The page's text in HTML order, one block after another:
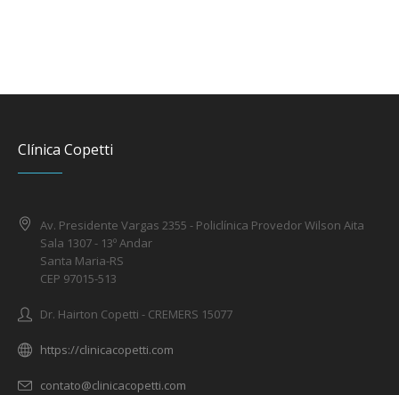
Clínica Copetti
Av. Presidente Vargas 2355 - Policlínica Provedor Wilson Aita
Sala 1307 - 13º Andar
Santa Maria-RS
CEP 97015-513
Dr. Hairton Copetti - CREMERS 15077
https://clinicacopetti.com
contato@clinicacopetti.com